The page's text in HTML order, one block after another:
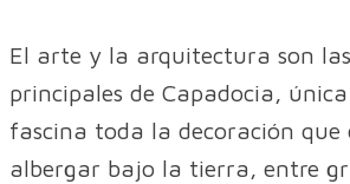
El arte y la arquitectura son
principales de Capadocia,
fascina toda la decoración que
albergar bajo la tierra, entre